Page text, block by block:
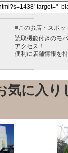
■ このお店・スポ
読取機能付きのモ
アクセス！
便利に店舗情報を
気に入